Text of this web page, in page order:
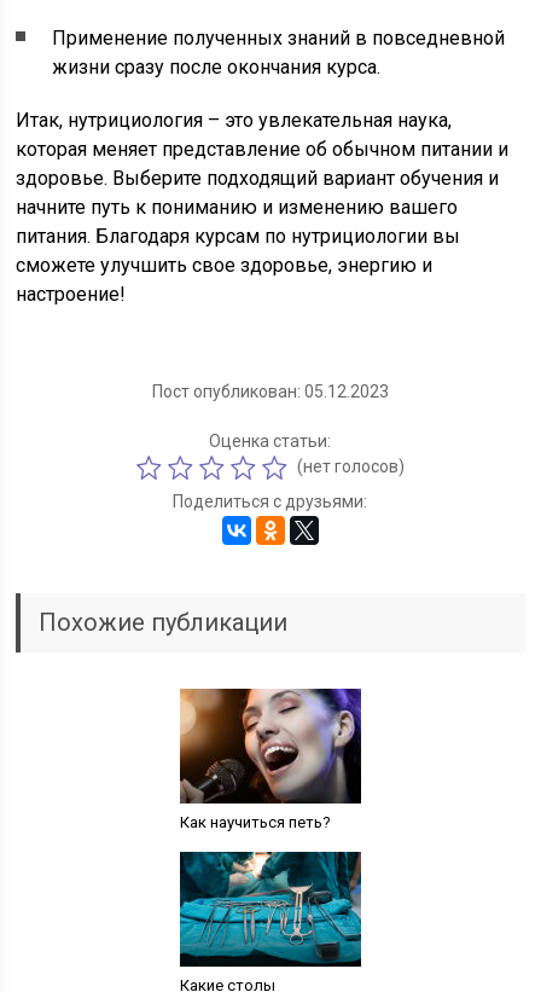
Применение полученных знаний в повседневной
жизни сразу после окончания курса.
Итак, нутрициология – это увлекательная наука,
которая меняет представление об обычном питании и
здоровье. Выберите подходящий вариант обучения и
начните путь к пониманию и изменению вашего
питания. Благодаря курсам по нутрициологии вы
сможете улучшить свое здоровье, энергию и
настроение!
Пост опубликован: 05.12.2023
Оценка статьи:
(нет голосов)
Поделиться с друзьями:
Похожие публикации
Как научиться петь?
Какие столы